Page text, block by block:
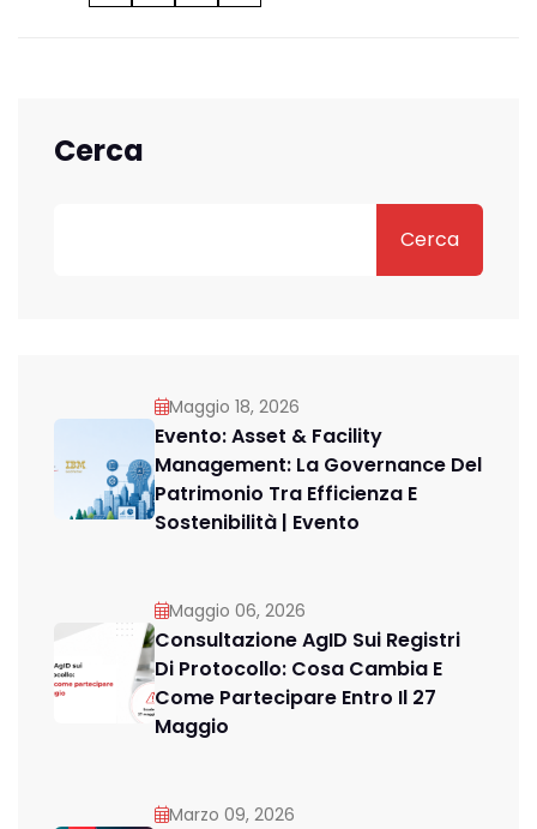
Cerca
Cerca
Maggio 18, 2026
Evento: Asset & Facility
Management: La Governance Del
Patrimonio Tra Efficienza E
Sostenibilità | Evento
Maggio 06, 2026
Consultazione AgID Sui Registri
Di Protocollo: Cosa Cambia E
Come Partecipare Entro Il 27
Maggio
Marzo 09, 2026